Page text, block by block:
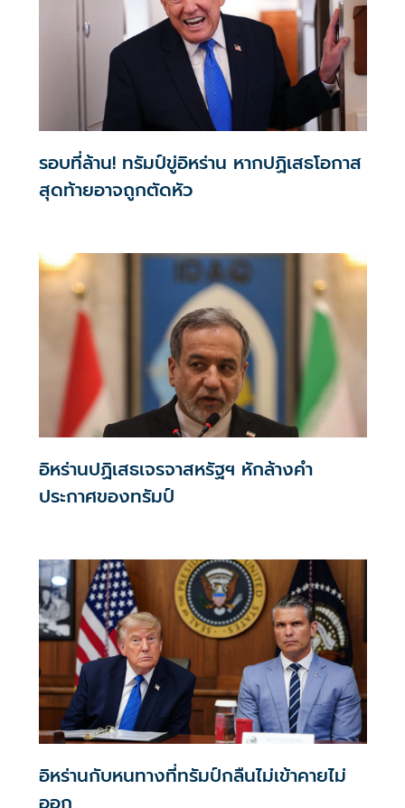
รอบที่ล้าน! ทรัมป์ขู่อิหร่าน หากปฏิเสธโอกาส
สุดท้ายอาจถูกตัดหัว
อิหร่านปฏิเสธเจรจาสหรัฐฯ หักล้างคำ
ประกาศของทรัมป์
อิหร่านกับหนทางที่ทรัมป์กลืนไม่เข้าคายไม่